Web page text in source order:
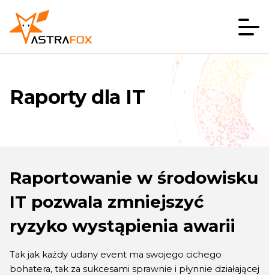
Raporty dla IT
Raportowanie w środowisku
IT pozwala zmniejszyć
ryzyko wystąpienia awarii
Tak jak każdy udany event ma swojego cichego
bohatera, tak za sukcesami sprawnie i płynnie działającej